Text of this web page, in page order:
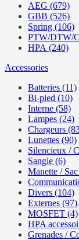
AEG (679)
GBB (526)
Spring (106)
PTW/DTW/
HPA (240)
Accessories
Batteries (11)
Bi-pied (10)
Interne (58)
Lampes (24)
Chargeurs
Lunettes (90)
Silencieux /
Sangle (6)
Manette /
Divers (104)
Externes (97)
MOSFET (4)
HPA
Grenades /